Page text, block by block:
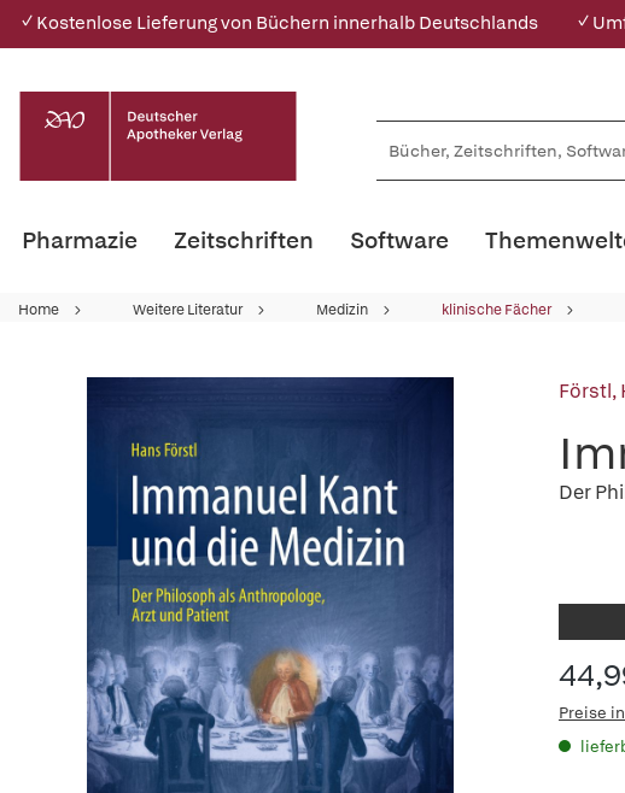
✓ Kostenlose Lieferung von Büchern innerhalb Deutschlands ✓
Pharmazie Zeitschriften Software
Home Weitere Literatur Medizin klinische Fächer
Förstl,
Der
Preise